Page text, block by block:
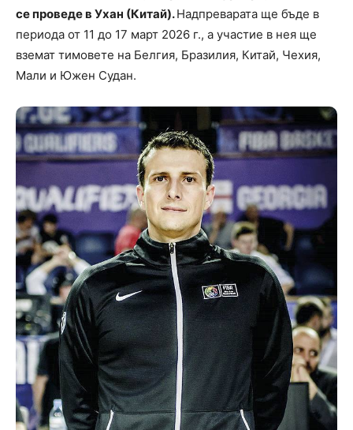
се проведе в Ухан (Китай).Надпреварата ще бъде в
периода от 11 до 17 март 2026 г., а участие в нея ще
вземат тимовете на Белгия, Бразилия, Китай, Чехия,
Мали и Южен Судан.